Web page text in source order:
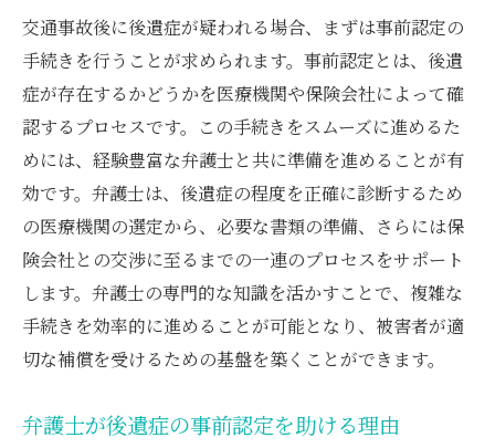
交通事故後に後遺症が疑われる場合、まずは事前認定の
手続きを行うことが求められます。事前認定とは、後遺
症が存在するかどうかを医療機関や保険会社によって確
認するプロセスです。この手続きをスムーズに進めるた
めには、経験豊富な弁護士と共に準備を進めることが有
効です。弁護士は、後遺症の程度を正確に診断するため
の医療機関の選定から、必要な書類の準備、さらには保
険会社との交渉に至るまでの一連のプロセスをサポート
します。弁護士の専門的な知識を活かすことで、複雑な
手続きを効率的に進めることが可能となり、被害者が適
切な補償を受けるための基盤を築くことができます。
弁護士が後遺症の事前認定を助ける理由